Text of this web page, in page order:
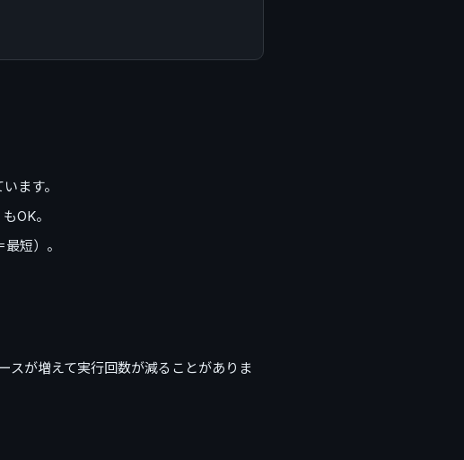
ます。
OK。
短）。
スが増えて実行回数が減ることがありま